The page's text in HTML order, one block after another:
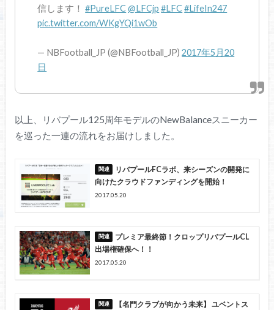
信します！#PureLFC@LFCjp #LFC#LifeIn247
pic.twitter.com/WKgYQi1wOb
— NBFootball_JP (@NBFootball_JP)2017年5月20
日
以上、リバプール125周年モデルのNewBalanceスニーカー
を巡った一連の流れをお届けしました。
リバプールFCラボ、来シーズンの開発に
向けたクラウドファンディングを開始！
2017.05.20
プレミア最終節！クロップリバプールCL
出場権確保へ！！
2017.05.20
【名門クラブが向かう未来】 ユベントス